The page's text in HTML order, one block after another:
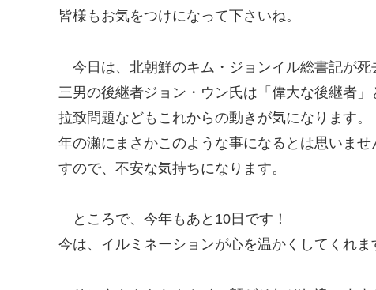
皆様もお気をつけになって下さいね。
今日は、北朝鮮のキム・ジョンイル総書記が
三男の後継者ジョン・ウン氏は「偉大な後継者
拉致問題などもこれからの動きが気になります。
年の瀬にまさかこのような事になるとは思いま
すので、不安な気持ちになります。
ところで、今年もあと10日です！
今は、イルミネーションが心を温かくしてくれま